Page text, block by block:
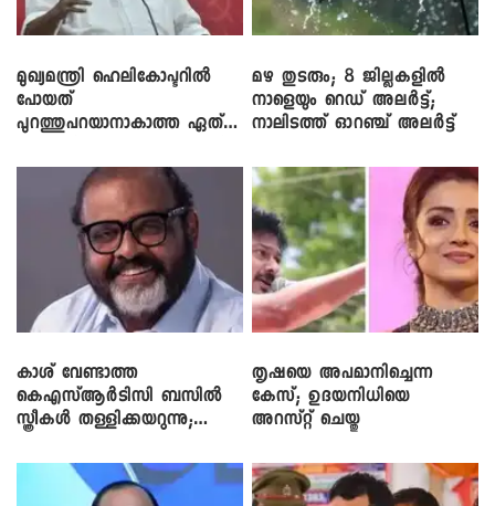
മുഖ്യമന്ത്രി ഹെലികോപ്ടറിൽ
പോയത്
പുറത്തുപറയാനാകാത്ത ഏത്
മഴ തുടരും; 8 ജില്ലകളിൽ
നാളെയും റെഡ് അലർട്ട്;
നാലിടത്ത് ഓറഞ്ച് അലർട്ട്
കാശ് വേണ്ടാത്ത
കെഎസ്ആർടിസി ബസിൽ
സ്ത്രീകൾ തള്ളിക്കയറുന്നു;
തൃഷയെ അപമാനിച്ചെന്ന
കേസ്; ഉദയനിധിയെ
അറസ്റ്റ് ചെയ്തു